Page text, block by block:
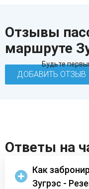
Отзывы
маршруте
Будьте
ДОБАВИТЬ ОТЗЫВ
Ответы на
Как
Зугрэс -